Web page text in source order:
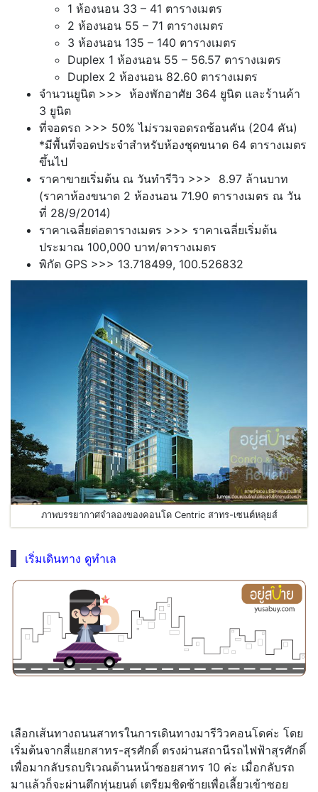
1 ห้องนอน 33 – 41 ตารางเมตร
2 ห้องนอน 55 – 71 ตารางเมตร
3 ห้องนอน 135 – 140 ตารางเมตร
Duplex 1 ห้องนอน 55 – 56.57 ตารางเมตร
Duplex 2 ห้องนอน 82.60 ตารางเมตร
จำนวนยูนิต >>> ห้องพักอาศัย 364 ยูนิต และร้านค้า
3 ยูนิต
ที่จอดรถ >>> 50% ไม่รวมจอดรถซ้อนคัน (204 คัน)
*มีพื้นที่จอดประจำสำหรับห้องชุดขนาด 64 ตารางเมตร
ขึ้นไป
ราคาขายเริ่มต้น ณ วันทำรีวิว >>> 8.97 ล้านบาท
(ราคาห้องขนาด 2 ห้องนอน 71.90 ตารางเมตร ณ วัน
ที่ 28/9/2014)
ราคาเฉลี่ยต่อตารางเมตร >>> ราคาเฉลี่ยเริ่มต้น
ประมาณ 100,000 บาท/ตารางเมตร
พิกัด GPS >>> 13.718499, 100.526832
ภาพบรรยากาศจำลองของคอนโด Centric สาทร-เซนต์หลุยส์
เริ่มเดินทาง ดูทำเล
เลือกเส้นทางถนนสาทรในการเดินทางมารีวิวคอนโดค่ะ โดย
เริ่มต้นจากสี่แยกสาทร-สุรศักดิ์ ตรงผ่านสถานีรถไฟฟ้าสุรศักดิ์
เพื่อมากลับรถบริเวณด้านหน้าซอยสาทร 10 ค่ะ เมื่อกลับรถ
มาแล้วก็จะผ่านตึกหุ่นยนต์ เตรียมชิดซ้ายเพื่อเลี้ยวเข้าซอย